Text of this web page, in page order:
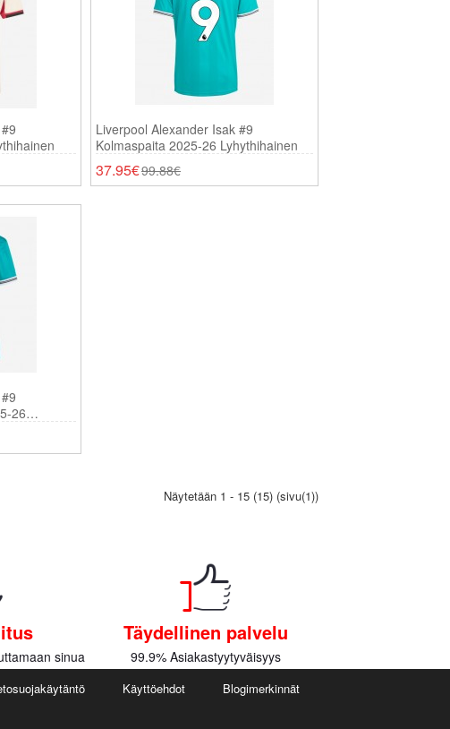
Liverpool Alexander Isak #9
Kolmaspaita 2025-26 Lyhythihainen
37.95€99.88€
26
Näytetään 1 - 15 (15) (sivu(1))
sinua
Täydellinen palvelu
99.9% Asiakastyytyväisyys
Käyttöehdot Blogimerkinnät